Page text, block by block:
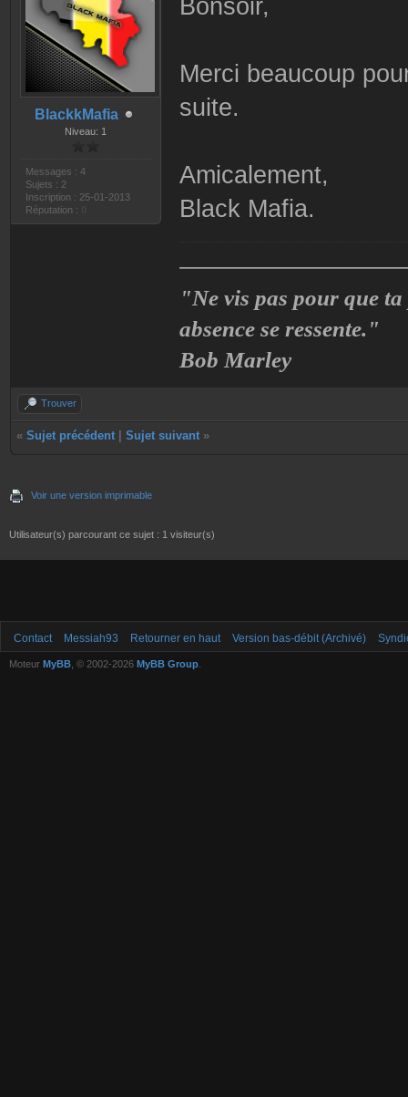
BlackkMafia
Niveau: 1
Messages : 4
Sujets : 2
Inscription : 25-01-2013
Réputation :
Bonsoir,
Merci beaucoup
suite.
Amicalement,
Black Mafia.
"Ne vis pas pour que
absence se ressente."
Bob Marley
Trouver
« Sujet précédent Sujet suivant »
Voir une version imprimable
Utilisateur(s) parcourant ce sujet : 1 visiteur(s)
Contact Messiah93 Retourner en haut Version bas-débit (Archivé)
Moteur MyBB , © 2002-2026 MyBB Group